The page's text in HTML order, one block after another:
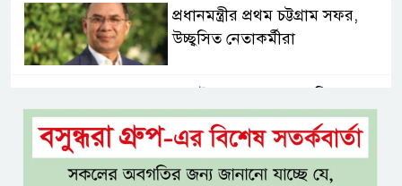
প্রধানমন্ত্রীর প্রথম চট্টগ্রাম সফর,
উচ্ছ্বসিত নেতাকর্মীরা
জাতির: তথ্যমন্ত্রী
গুরুত্বপূর্ণ ব্যক্তিদের নিয়ে